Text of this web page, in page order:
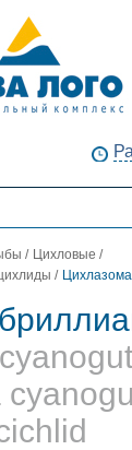
/ Цихловые /
/